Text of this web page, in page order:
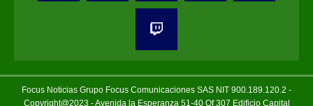
Focus Noticias Grupo Focus Comunicaciones SAS NIT 900.189.120.2 -
Copyright@2023 - Avenida la Esperanza 51-40 Of 307 Edificio Capital